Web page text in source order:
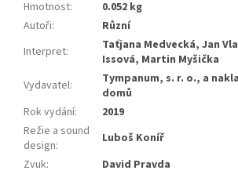
Hmotnost:
0.052 kg
Autoři:
Různí
Interpret:
Taťjana Medvecká, Jan
Issová, Martin Myšička
Vydavatel:
Tympanum, s. r. o., a
domů
Rok vydání:
2019
Režie a sound
design:
Luboš Koníř
Zvuk:
David Pravda